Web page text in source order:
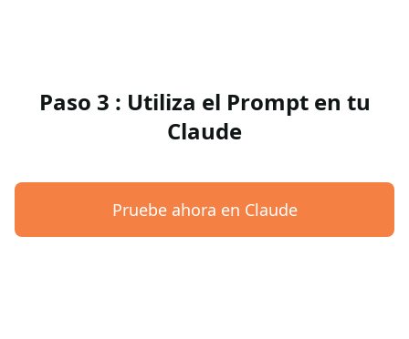
Paso 3 : Utiliza el Prompt en tu
Claude
Pruebe ahora en Claude